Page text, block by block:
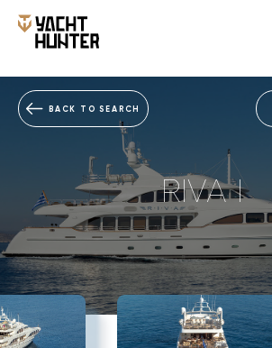
BACK TO SEARCH
RIVA I